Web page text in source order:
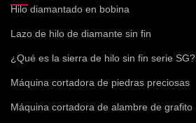
Hilo diamantado en bobina
Lazo de hilo de diamante sin fin
¿Qué es la sierra de hilo sin fin serie SG?
Máquina cortadora de piedras preciosas
Máquina cortadora de alambre de grafito